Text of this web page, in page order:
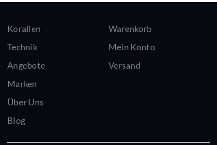
Korallen
Technik
Angebote
Marken
Über Uns
Blog
Warenkorb
Mein Konto
Versand